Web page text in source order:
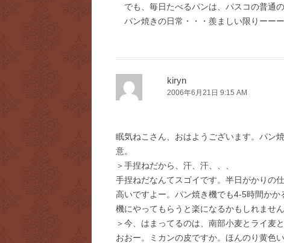
でも、毎日たべるパンは、パスコの普通
パン焼きの日常・・・羨ましい限りーーー
kiryn
2006年6月21日 9:15 AM
眠気ねこさん、おはようございます。パン
意。
＞手捏ねだから、汗、汗、、、
手捏ねだなんてスゴイです。半日がかりの
高いですよー。パン焼き機でも4-5時間か
機にやってもらうと楽になるかもしれませ
＞今、はまってるのは、南部小麦とライ麦
おおー。ミカンの皮ですか。ほんのり黄色